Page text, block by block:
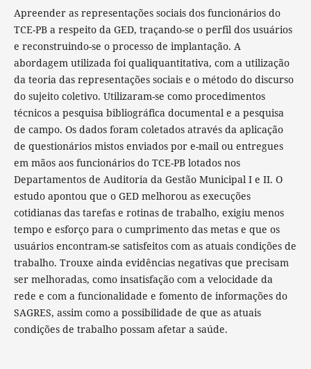
Apreender as representações sociais dos funcionários do
TCE-PB a respeito da GED, traçando-se o perfil dos usuários
e reconstruindo-se o processo de implantação. A
abordagem utilizada foi qualiquantitativa, com a utilização
da teoria das representações sociais e o método do discurso
do sujeito coletivo. Utilizaram-se como procedimentos
técnicos a pesquisa bibliográfica documental e a pesquisa
de campo. Os dados foram coletados através da aplicação
de questionários mistos enviados por e-mail ou entregues
em mãos aos funcionários do TCE-PB lotados nos
Departamentos de Auditoria da Gestão Municipal I e II. O
estudo apontou que o GED melhorou as execuções
cotidianas das tarefas e rotinas de trabalho, exigiu menos
tempo e esforço para o cumprimento das metas e que os
usuários encontram-se satisfeitos com as atuais condições de
trabalho. Trouxe ainda evidências negativas que precisam
ser melhoradas, como insatisfação com a velocidade da
rede e com a funcionalidade e fomento de informações do
SAGRES, assim como a possibilidade de que as atuais
condições de trabalho possam afetar a saúde.